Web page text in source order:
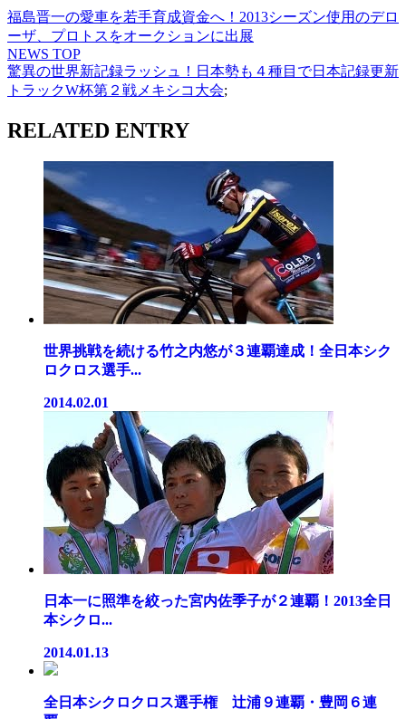
福島晋一の愛車を若手育成資金へ！2013シーズン使用のデロ
ーザ、プロトスをオークションに出展
NEWS TOP
驚異の世界新記録ラッシュ！日本勢も４種目で日本記録更新
トラックW杯第２戦メキシコ大会;
RELATED ENTRY
世界挑戦を続ける竹之内悠が３連覇達成！全日本シク
ロクロス選手...
2014.02.01
日本一に照準を絞った宮内佐季子が２連覇！2013全日
本シクロ...
2014.01.13
全日本シクロクロス選手権 辻浦９連覇・豊岡６連